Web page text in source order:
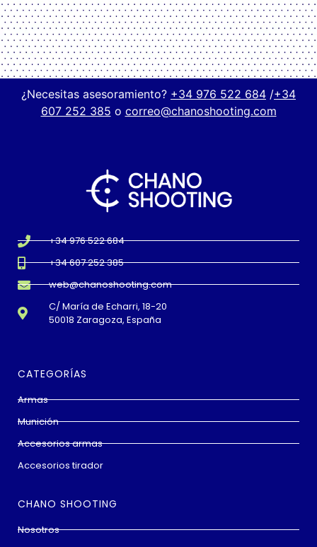
¿Necesitas asesoramiento? +34 976 522 684 /+34
607 252 385 o correo@chanoshooting.com
+34 976 522 684
+34 607 252 385
web@chanoshooting.com
C/ María de Echarri, 18-20
50018 Zaragoza, España
CATEGORÍAS
Armas
Munición
Accesorios armas
Accesorios tirador
CHANO SHOOTING
Nosotros